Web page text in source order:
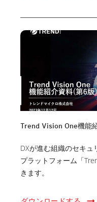
Trend Vision One機能
DXが進む組織のセキュ
プラットフォーム「
きます。